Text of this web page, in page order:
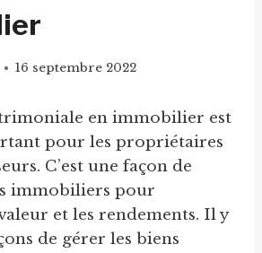
16 septembre 2022
en immobilier est
pour les propriétaires
C’est une façon de
immobiliers pour
et les rendements. Il y
de gérer les biens